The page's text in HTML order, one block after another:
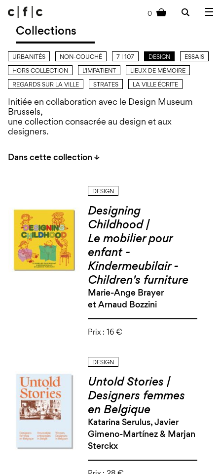
0
Collections
URBANITÉS NON-COUCHÉ 7 | 107 DESIGN
ESSAIS
HORS COLLECTION
L'IMPATIENT
LIEUX DE MÉMOIRE
REGARDS SUR LA VILLE
STRATES LA VILLE ÉCRITE
Initiée en collaboration avec le Design Museum
Brussels,
une collection consacrée au design et aux
designers.
Dans cette collection ↓
DESIGN
Designing
Childhood |
Le mobilier pour
enfant -
Kindermeubilair -
Children's furniture
Marie-Ange Brayer
et Arnaud Bozzini
Prix : 16 €
DESIGN
Untold Stories |
Designers femmes
en Belgique
Katarina Serulus, Javier
Gimeno-Martínez & Marjan
Sterckx